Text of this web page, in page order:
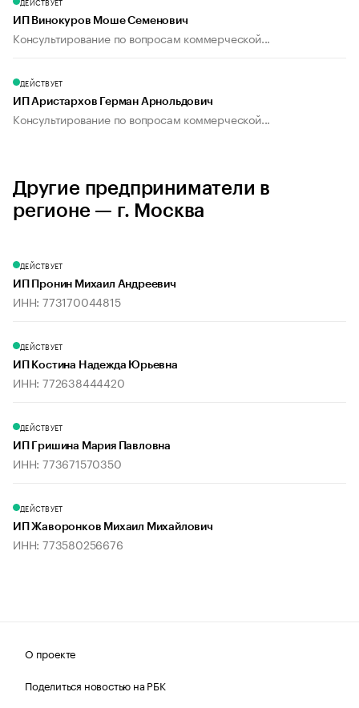
ИП Винокуров Моше Семенович
Консультирование по вопросам коммерческой...
ДЕЙСТВУЕТ
ИП Аристархов Герман Арнольдович
Консультирование по вопросам коммерческой...
Другие предприниматели в
регионе — г. Москва
ДЕЙСТВУЕТ
ИП Пронин Михаил Андреевич
ИНН: 773170044815
ДЕЙСТВУЕТ
ИП Костина Надежда Юрьевна
ИНН: 772638444420
ДЕЙСТВУЕТ
ИП Гришина Мария Павловна
ИНН: 773671570350
ДЕЙСТВУЕТ
ИП Жаворонков Михаил Михайлович
ИНН: 773580256676
О проекте
Поделиться новостью на РБК